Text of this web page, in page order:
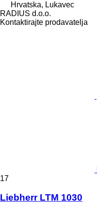
Hrvatska, Lukavec
RADIUS d.o.o.
Kontaktirajte prodavatelja
17
Liebherr LTM 1030